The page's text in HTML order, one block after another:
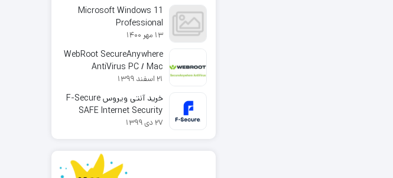
Microsoft Windows 11
Professional
13 مهر 1400
WebRoot SecureAnywhere
AntiVirus PC / Mac
21 اسفند 1399
خرید آنتی ویروس F-Secure
SAFE Internet Security
2025
27 دی 1399